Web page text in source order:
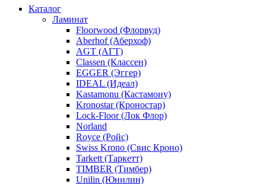
Каталог
Ламинат
Floorwood (Флорвуд)
Aberhof (Аберхоф)
AGT (АГТ)
Classen (Классен)
EGGER (Эггер)
IDEAL (Идеал)
Kastamonu (Кастамону)
Kronostar (Кроностар)
Lock-Floor (Лок Флор)
Norland
Royce (Ройс)
Swiss Krono (Свис Кроно)
Tarkett (Таркетт)
TIMBER (Тимбер)
Unilin (Юнилин)